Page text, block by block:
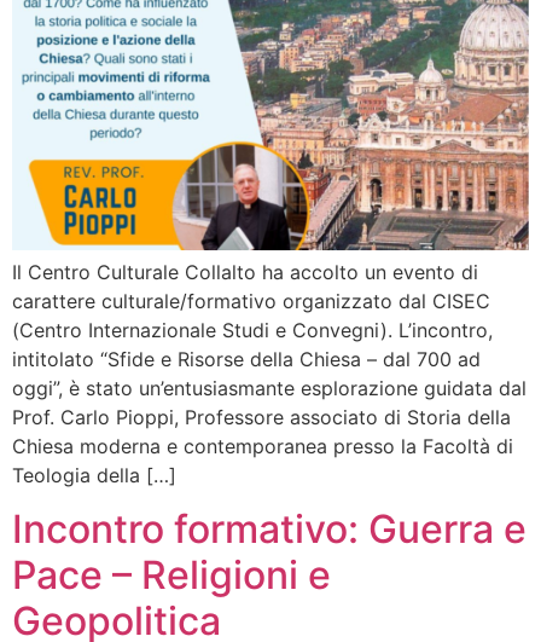
Il Centro Culturale Collalto ha accolto un evento di
carattere culturale/formativo organizzato dal CISEC
(Centro Internazionale Studi e Convegni). L’incontro,
intitolato “Sfide e Risorse della Chiesa – dal 700 ad
oggi”, è stato un’entusiasmante esplorazione guidata dal
Prof. Carlo Pioppi, Professore associato di Storia della
Chiesa moderna e contemporanea presso la Facoltà di
Teologia della […]
Incontro formativo: Guerra e
Pace – Religioni e
Geopolitica